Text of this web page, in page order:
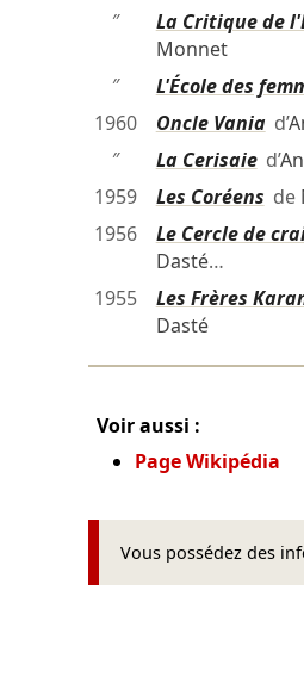
″
La Critique de
Monnet
″
L'École des
1960
Oncle Vaniad’
″
La Cerisaied’
1959
Les Coréens de
1956
Le Cercle de
Dasté…
1955
Les Frères
Dasté
Voir aussi :
Page Wikipédia
Vous possédez des